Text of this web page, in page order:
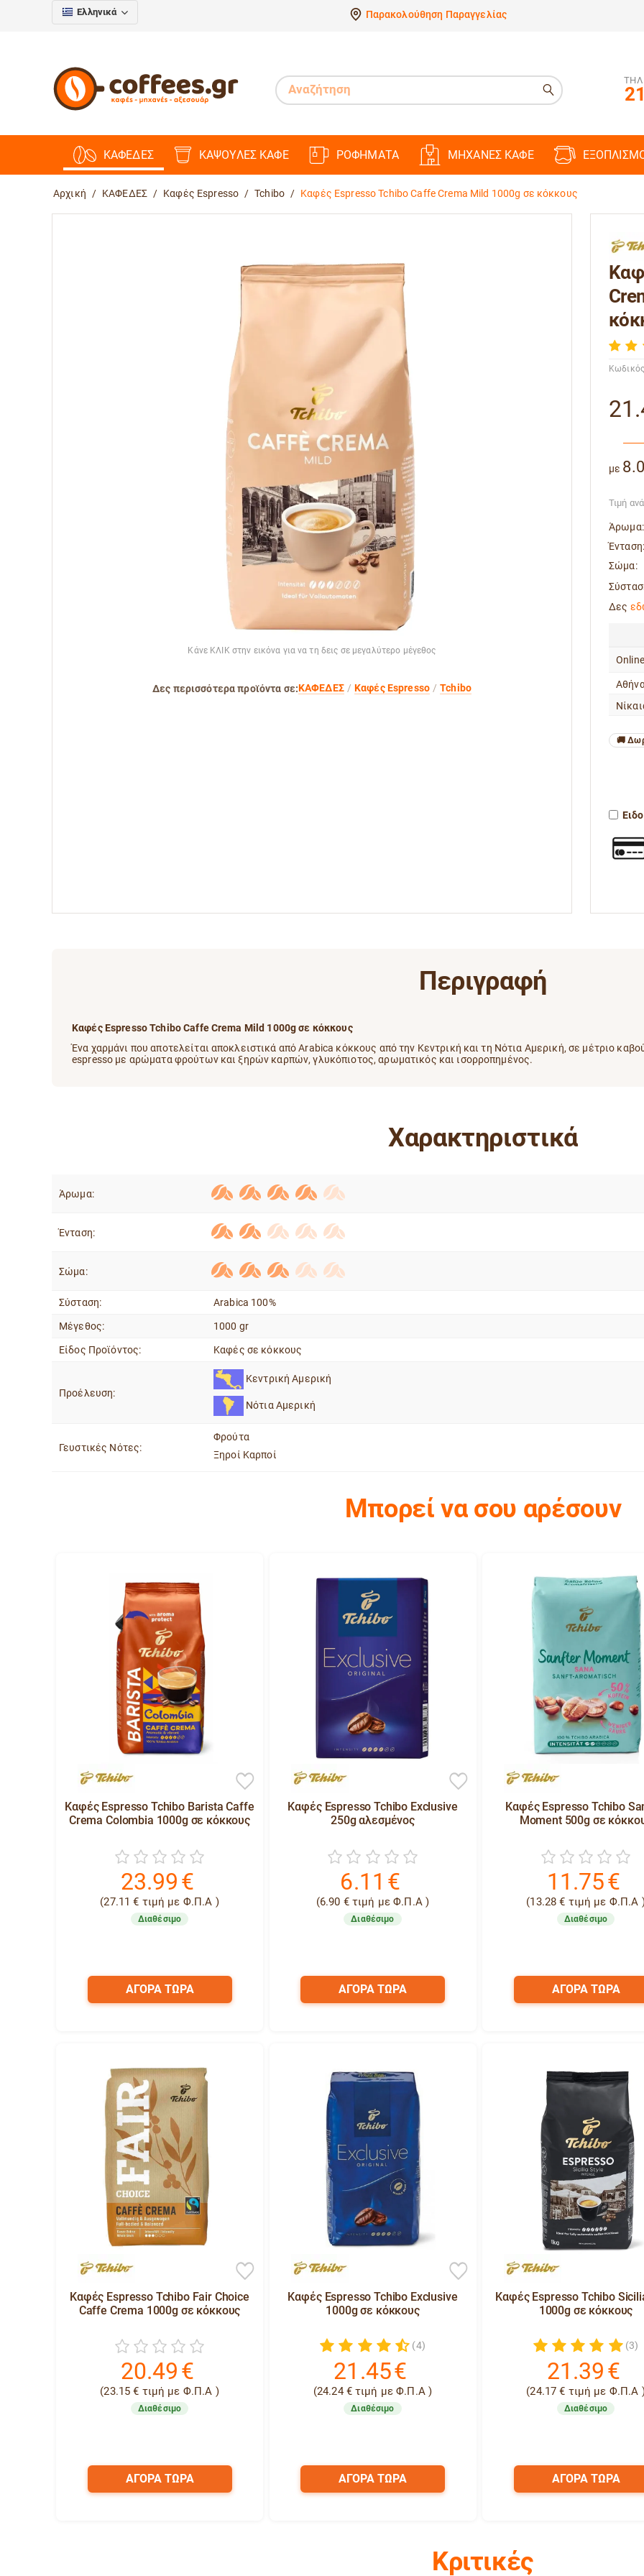
Ελληνικά Παρακολούθηση Παραγγελίας
ΚΑΦΕΔΕΣ ΚΑΨΟΥΛΕΣ ΚΑΦΕ ΡΟΦΗΜΑΤΑ ΜΗΧΑΝΕΣ ΚΑΦΕ
Αρχική / ΚΑΦΕΔΕΣ / Καφές Espresso / Tchibo / Καφές Espresso Tchibo Caffe Crema Mild 1000g σε κόκκους
Κάνε ΚΛΙΚ στην εικόνα για να τη δεις σε μεγαλύτερο μέγεθος
Δες περισσότερα προϊόντα σε:ΚΑΦΕΔΕΣ Καφές Espresso Tchibo
με
Τιμή
Άρωμα:
Ένταση:
Σώμα:
Δες
Online
Περιγραφή
Καφές Espresso Tchibo Caffe Crema Mild 1000g σε κόκκους
Ένα χαρμάνι που αποτελείται αποκλειστικά από Arabica κόκκους από την Κεντρική και τη Νότια Αμερική, σε μέτριο
espresso με αρώματα φρούτων και ξηρών καρπών, γλυκόπιοτος, αρωματικός και ισορροπημένος.
Χαρακτηριστικά
Άρωμα:
Ένταση:
Σώμα:
Σύσταση: Arabica 100%
Μέγεθος: 1000 gr
Είδος Προϊόντος: Καφές σε κόκκους
Προέλευση:
Κεντρική Αμερική
Νότια Αμερική
Γευστικές Νότες:
Φρούτα
Ξηροί Καρποί
Μπορεί να σου αρέσουν
Καφές Espresso Tchibo Barista Caffe
Crema Colombia 1000g σε κόκκους
23.99€
(27.11 € τιμή με Φ.Π.Α )
Διαθέσιμο
ΑΓΟΡΑ ΤΩΡΑ
Καφές Espresso Tchibo Exclusive
250g αλεσμένος
6.11 €
(6.90 €τιμή με Φ.Π.Α )
Διαθέσιμο
ΑΓΟΡΑ ΤΩΡΑ
Καφές Espresso Tchibo
Moment 500g σε
11.75€
(13.28 € τιμή με Φ.Π.Α
Διαθέσιμο
ΑΓΟΡΑ ΤΩΡΑ
Καφές Espresso Tchibo Fair Choice
Caffe Crema 1000g σε κόκκους
20.49€
(23.15 € τιμή με Φ.Π.Α )
Διαθέσιμο
ΑΓΟΡΑ ΤΩΡΑ
Καφές Espresso Tchibo Exclusive
1000g σε κόκκους
(4)
21.45€
(24.24 €τιμή με Φ.Π.Α )
Διαθέσιμο
ΑΓΟΡΑ ΤΩΡΑ
Καφές Espresso Tchibo
1000g σε κόκκους
(3)
21.39€
(24.17 € τιμή με Φ.Π.Α
Διαθέσιμο
ΑΓΟΡΑ ΤΩΡΑ
Κριτικές